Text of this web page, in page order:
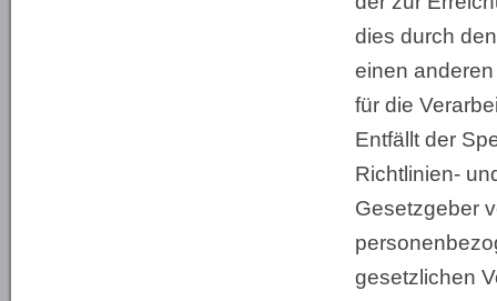
dies durch
einen
für die
Entfällt der
Richtlinien-
Gesetzgeber
gesetzlichen